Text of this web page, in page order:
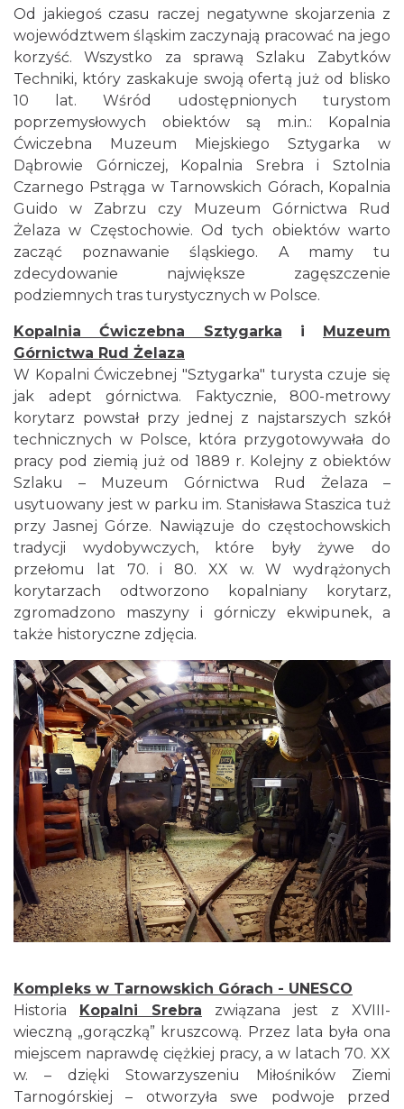
Od jakiegoś czasu raczej negatywne skojarzenia z
województwem śląskim zaczynają pracować na jego
korzyść. Wszystko za sprawą Szlaku Zabytków
Techniki, który zaskakuje swoją ofertą już od blisko
10 lat. Wśród udostępnionych turystom
poprzemysłowych obiektów są m.in.: Kopalnia
Ćwiczebna Muzeum Miejskiego Sztygarka w
Dąbrowie Górniczej, Kopalnia Srebra i Sztolnia
Czarnego Pstrąga w Tarnowskich Górach, Kopalnia
Guido w Zabrzu czy Muzeum Górnictwa Rud
Żelaza w Częstochowie. Od tych obiektów warto
zacząć poznawanie śląskiego. A mamy tu
zdecydowanie największe zagęszczenie
podziemnych tras turystycznych w Polsce.
Kopalnia Ćwiczebna Sztygarka i
Muzeum
Górnictwa Rud Żelaza
W Kopalni Ćwiczebnej "Sztygarka" turysta czuje się
jak adept górnictwa. Faktycznie, 800-metrowy
korytarz powstał przy jednej z najstarszych szkół
technicznych w Polsce, która przygotowywała do
pracy pod ziemią już od 1889 r. Kolejny z obiektów
Szlaku – Muzeum Górnictwa Rud Żelaza –
usytuowany jest w parku im. Stanisława Staszica tuż
przy Jasnej Górze. Nawiązuje do częstochowskich
tradycji wydobywczych, które były żywe do
przełomu lat 70. i 80. XX w. W wydrążonych
korytarzach odtworzono kopalniany korytarz,
zgromadzono maszyny i górniczy ekwipunek, a
także historyczne zdjęcia.
Kompleks w Tarnowskich Górach - UNESCO
Historia
Kopalni Srebra związana jest z XVIII-
wieczną „gorączką” kruszcową. Przez lata była ona
miejscem naprawdę ciężkiej pracy, a w latach 70. XX
w. – dzięki Stowarzyszeniu Miłośników Ziemi
Tarnogórskiej – otworzyła swe podwoje przed